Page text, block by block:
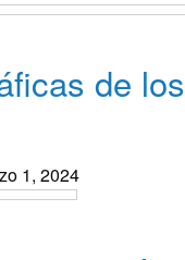
de los
1, 2024